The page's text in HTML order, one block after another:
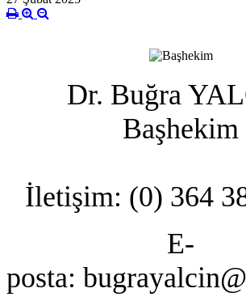
Dr. Buğra
Başhekim
İletişim: (0) 364
E-
posta: